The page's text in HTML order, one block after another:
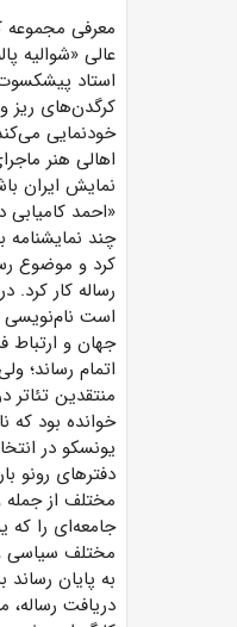
معرفی مجموعه
عالی «شوالیه
استاد
کرگدن‌های ریز
خودنمایی
اهالی هنر
نمایش ایران
«احمد کامیابی
چند نمایشنامه
کرد و موضوع
است نام‌نویسی
جهان و ارتباط
اتمام رساند؛
منتقدین
خوانده بود
یونسکو در
دفترهای رونو
مختلف از
جامعه‌ای را
مختلف سیاسی
به پایان
دریافت